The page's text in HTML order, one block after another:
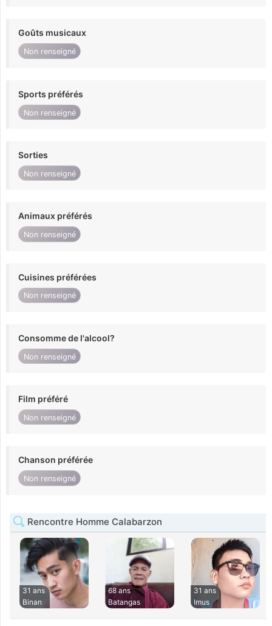
Goûts musicaux
Non renseigné
Sports préférés
Non renseigné
Sorties
Non renseigné
Animaux préférés
Non renseigné
Cuisines préférées
Non renseigné
Consomme de l'alcool?
Non renseigné
Film préféré
Non renseigné
Chanson préférée
Non renseigné
Rencontre Homme Calabarzon
31 ans
Binan
68 ans
Batangas
31 ans
Imus